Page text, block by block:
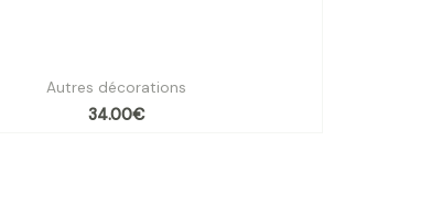
Autres décorations
34.00€